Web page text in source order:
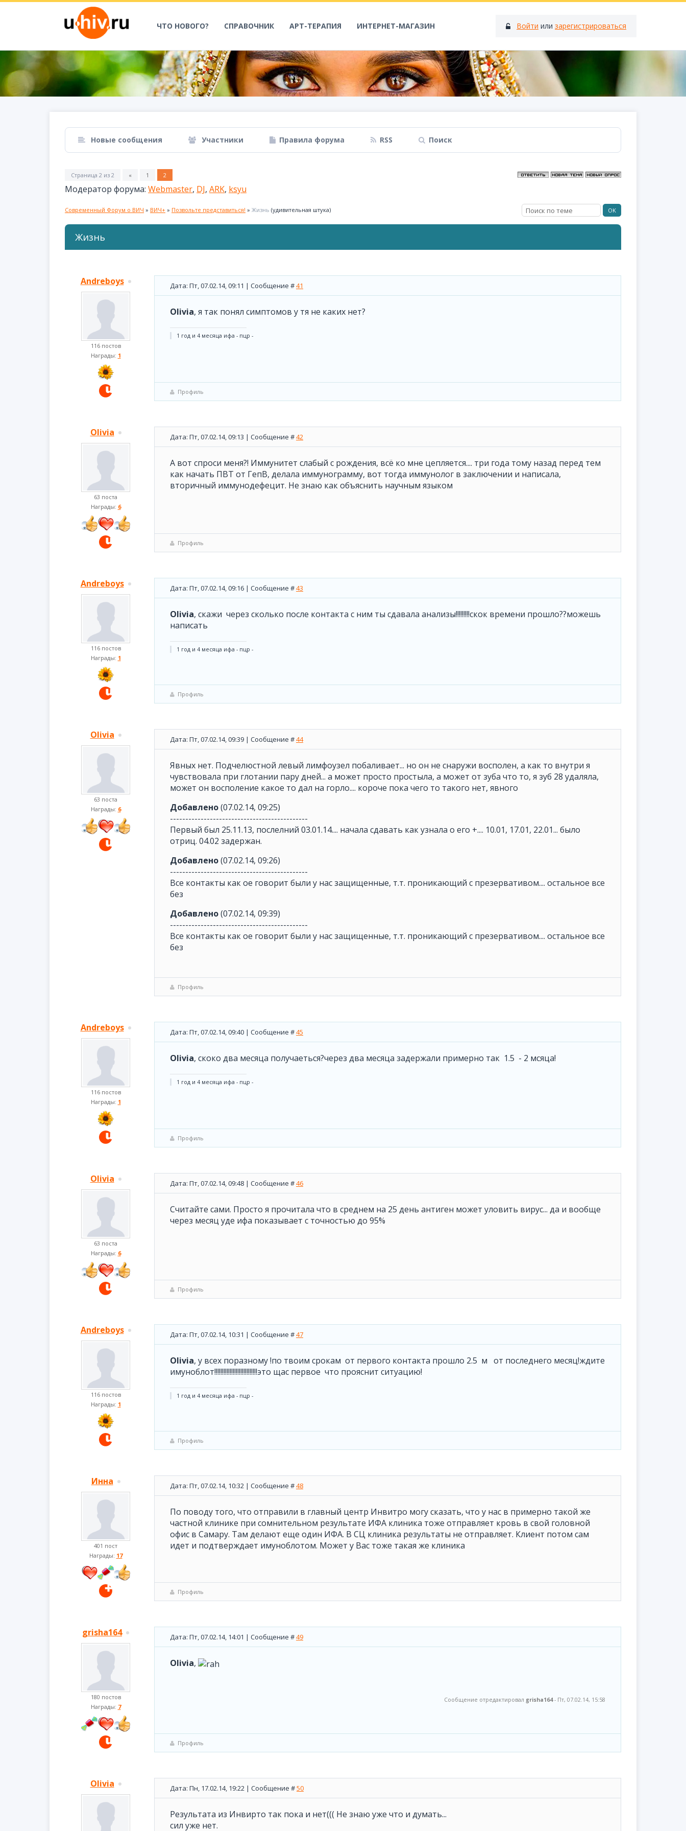
Войти или зарегистрироваться
ЧТО НОВОГО? СПРАВОЧНИК АРТ-ТЕРАПИЯ ИНТЕРНЕТ-МАГАЗИН
Новые сообщения Участники Правила форума RSS Поиск
Страница 2 из 2 « 1 2
Модератор форума: Webmaster, DJ, ARK, ksyu
Современный Форум о ВИЧ » ВИЧ+ » Позвольте представиться! » Жизнь (удивительная штука)
Жизнь
Andreboys
116 постов
Награды: 1
Дата: Пт, 07.02.14, 09:11 | Сообщение #41
Olivia, я так понял симптомов у тя не каких нет?
1 год и 4 месяца ифа - пцр -
Профиль
Olivia
63 поста
Награды: 6
Дата: Пт, 07.02.14, 09:13 | Сообщение #42
А вот спроси меня?! Иммунитет слабый с рождения, всё ко мне цепляется.... три года тому назад перед тем
как начать ПВТ от ГепВ, делала иммунограмму, вот тогда иммунолог в заключении и написала,
вторичный иммунодефецит. Не знаю как объяснить научным языком
Профиль
Andreboys
116 постов
Награды: 1
Дата: Пт, 07.02.14, 09:16 | Сообщение #43
Olivia, скажи через сколько после контакта с ним ты сдавала анализы!!!!!!!!!скок времени прошло??можешь
написать
1 год и 4 месяца ифа - пцр -
Профиль
Olivia
63 поста
Награды: 6
Дата: Пт, 07.02.14, 09:39 | Сообщение #44
Явных нет. Подчелюстной левый лимфоузел побаливает... но он не снаружи восполен, а как то внутри я
чувствовала при глотании пару дней... а может просто простыла, а может от зуба что то, я зуб 28 удаляла,
может он восполение какое то дал на горло.... короче пока чего то такого нет, явного
Добавлено(07.02.14, 09:25)
---------------------------------------------
Первый был 25.11.13, послелний 03.01.14.... начала сдавать как узнала о его +.... 10.01, 17.01, 22.01... было
отриц. 04.02 задержан.
Добавлено(07.02.14, 09:26)
---------------------------------------------
Все контакты как ое говорит были у нас защищенные, т.т. проникающий с презервативом.... остальное все
без
Добавлено(07.02.14, 09:39)
---------------------------------------------
Все контакты как ое говорит были у нас защищенные, т.т. проникающий с презервативом.... остальное все
без
Профиль
Andreboys
116 постов
Награды: 1
Дата: Пт, 07.02.14, 09:40 | Сообщение #45
Olivia, скоко два месяца получаеться?через два месяца задержали примерно так 1.5 - 2 мсяца!
1 год и 4 месяца ифа - пцр -
Профиль
Olivia
63 поста
Награды: 6
Дата: Пт, 07.02.14, 09:48 | Сообщение #46
Считайте сами. Просто я прочитала что в среднем на 25 день антиген может уловить вирус... да и вообще
через месяц уде ифа показывает с точностью до 95%
Профиль
Andreboys
116 постов
Награды: 1
Дата: Пт, 07.02.14, 10:31 | Сообщение #47
Olivia, у всех поразному !по твоим срокам от первого контакта прошло 2.5 м от последнего месяц!ждите
имуноблот!!!!!!!!!!!!!!!!!!!!!!!!!!!!это щас первое что прояснит ситуацию!
1 год и 4 месяца ифа - пцр -
Профиль
Инна
401 пост
Награды: 17
Дата: Пт, 07.02.14, 10:32 | Сообщение #48
По поводу того, что отправили в главный центр Инвитро могу сказать, что у нас в примерно такой же
частной клинике при сомнительном результате ИФА клиника тоже отправляет кровь в свой головной
офис в Самару. Там делают еще один ИФА. В СЦ клиника результаты не отправляет. Клиент потом сам
идет и подтверждает имуноблотом. Может у Вас тоже такая же клиника
Профиль
grisha164
180 постов
Награды: 7
Дата: Пт, 07.02.14, 14:01 | Сообщение #49
Olivia,
Сообщение отредактировал grisha164- Пт, 07.02.14, 15:58
Профиль
Olivia Дата: Пн, 17.02.14, 19:22 | Сообщение #50
Результата из Инвирто так пока и нет((( Не знаю уже что и думать...
сил уже нет.